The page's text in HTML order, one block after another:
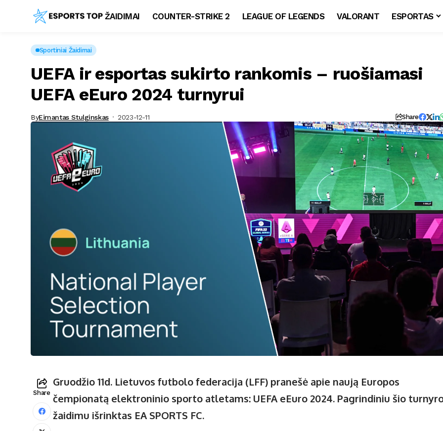
ŽAIDIMAI COUNTER-STRIKE 2 LEAGUE OF LEGENDS VALORANT ESPORTAS
Sportiniai Žaidimai
UEFA ir esportas sukirto rankomis – ruošiamasi
UEFA eEuro 2024 turnyrui
ByEimantas Stulginskas 2023-12-11 Share
Share
Gruodžio 11d. Lietuvos futbolo federacija (LFF) pranešė apie naują Europos
čempionatą elektroninio sporto atletams: UEFA eEuro 2024. Pagrindiniu šio
žaidimu išrinktas EA SPORTS FC.